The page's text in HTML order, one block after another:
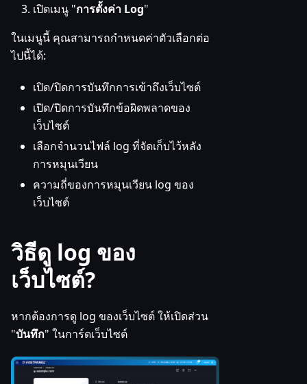
เปิดเมนู "การตั้งค่า Log"
ในเมนูนี้ คุณสามารถกำหนดค่าตัวเลือกต่อ
ไปนี้ได้:
เปิด/ปิดการบันทึกการเข้าถึงเว็บไซต์
เปิด/ปิดการบันทึกข้อผิดพลาดของ
เว็บไซต์
เลือกจำนวนไฟล์ log ที่จัดเก็บไว้หลัง
การหมุนเวียน
ความถี่ของการหมุนเวียน log ของ
เว็บไซต์
วิธีดู log ของ
เว็บไซต์?
หากต้องการดู log ของเว็บไซต์ ให้เปิดส่วน
"บันทึก" ในการ์ดเว็บไซต์